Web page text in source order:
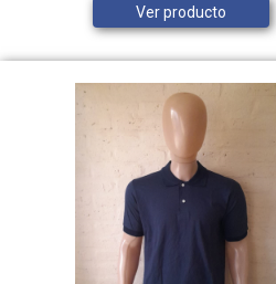
Ver producto